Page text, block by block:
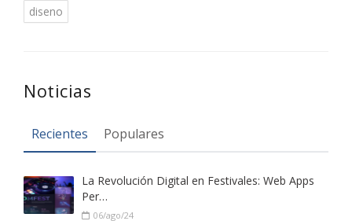
diseno
Noticias
Recientes Populares
La Revolución Digital en Festivales: Web Apps
Per…
06/ago/24